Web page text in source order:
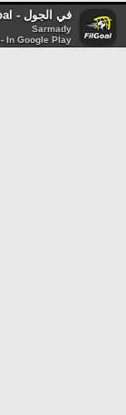
في الجول - FilGoal
Sarmady
- In Google Play